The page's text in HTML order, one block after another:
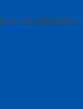
melalui kontak